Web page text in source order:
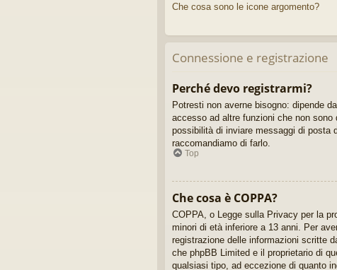
Che cosa sono le icone argomento?
Connessione e registrazione
Perché devo registrarmi?
Potresti non averne bisogno: dipende
accesso ad altre funzioni che non sono
possibilità di inviare messaggi di posta
raccomandiamo di farlo.
Top
Che cosa è COPPA?
COPPA, o Legge sulla Privacy per la
minori di età inferiore a 13 anni. Per
registrazione delle informazioni scritte
che phpBB Limited e il proprietario di
qualsiasi tipo, ad eccezione di quanto